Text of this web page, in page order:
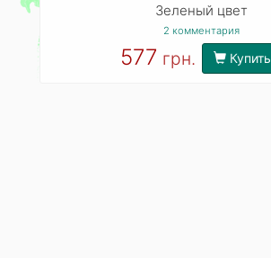
Зеленый цвет
2 комментария
577 грн. Купить